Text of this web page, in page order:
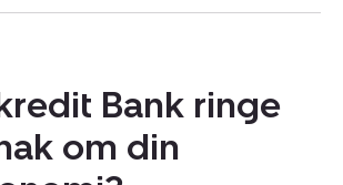
Bank ringe
om din